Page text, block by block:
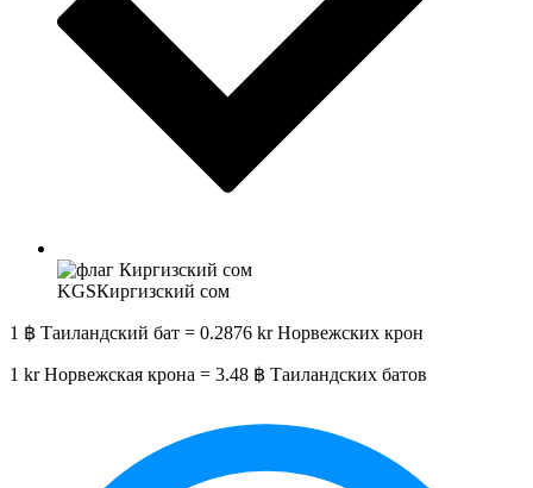
KGSКиргизский сом
1 ฿ Таиландский бат = 0.2876 kr Норвежских крон
1 kr Норвежская крона = 3.48 ฿ Таиландских батов